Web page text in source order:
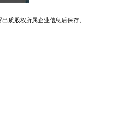
质股权所属企业信息后保存。